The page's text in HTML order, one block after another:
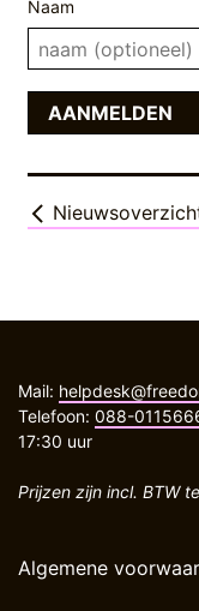
Naam
Mail:
Telefoon: 088-
17:30 uur
Prijzen zijn incl. BTW
Algemene